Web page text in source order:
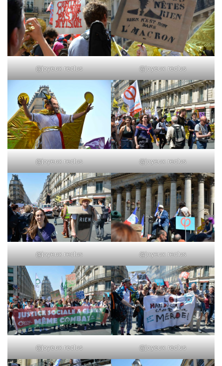
@joyeux reclus @joyeux reclus
@joyeux reclus @joyeux reclus
@joyeux reclus @joyeux reclus
@joyeux reclus @joyeux reclus